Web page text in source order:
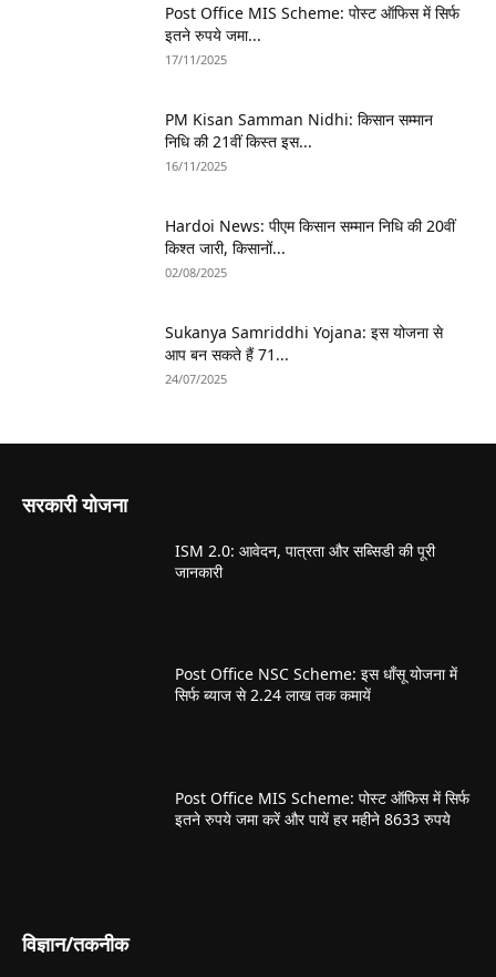
Post Office MIS Scheme: पोस्ट ऑफिस में सिर्फ
इतने रुपये जमा...
17/11/2025
PM Kisan Samman Nidhi: किसान सम्मान
निधि की 21वीं किस्त इस...
16/11/2025
Hardoi News: पीएम किसान सम्मान निधि की 20वीं
किश्त जारी, किसानों...
02/08/2025
Sukanya Samriddhi Yojana: इस योजना से
आप बन सकते हैं 71...
24/07/2025
सरकारी योजना
ISM 2.0: आवेदन, पात्रता और सब्सिडी की पूरी
जानकारी
Post Office NSC Scheme: इस धाँसू योजना में
सिर्फ ब्याज से 2.24 लाख तक कमायें
Post Office MIS Scheme: पोस्ट ऑफिस में सिर्फ
इतने रुपये जमा करें और पायें हर महीने 8633 रुपये
विज्ञान/तकनीक